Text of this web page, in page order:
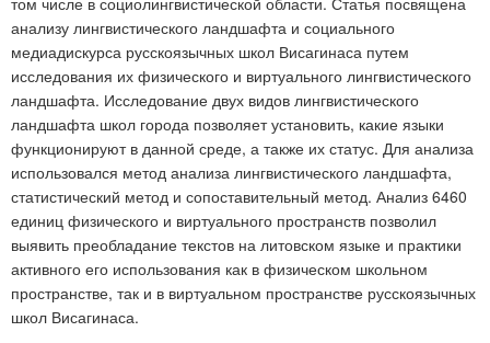
анализу лингвистического ландшафта и социального
медиадискурса русскоязычных школ Висагинаса путем
исследования их физического и виртуального лингвистического
ландшафта. Исследование двух видов лингвистического
ландшафта школ города позволяет установить, какие языки
функционируют в данной среде, а также их статус. Для анализа
использовался метод анализа лингвистического ландшафта,
статистический метод и сопоставительный метод. Анализ 6460
единиц физического и виртуального пространств позволил
выявить преобладание текстов на литовском языке и практики
активного его использования как в физическом школьном
пространстве, так и в виртуальном пространстве русскоязычных
школ Висагинаса.